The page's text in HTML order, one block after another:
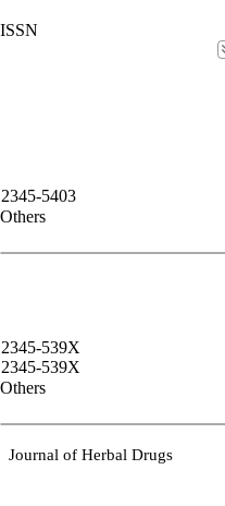
ISSN
2345-5403
Others
2345-539X
2345-539X
Others
Journal of Herbal Drugs